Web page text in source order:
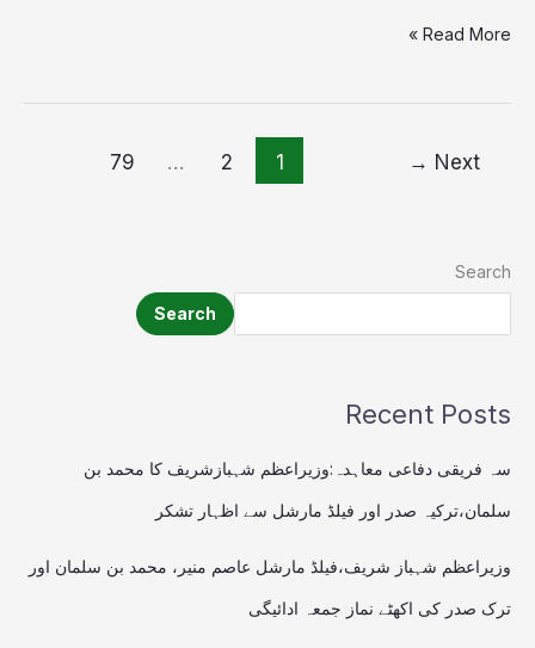
Read More »
1
2
…
79 Next
→
Search
Search
Recent Posts
سہ فریقی دفاعی معاہدہ:وزیراعظم شہبازشریف کا محمد بن
سلمان،ترکیہ صدر اور فیلڈ مارشل سے اظہار تشکر
وزیراعظم شہباز شریف،فیلڈ مارشل عاصم منیر، محمد بن سلمان اور
ترک صدر کی اکھٹے نماز جمعہ ادائیگی